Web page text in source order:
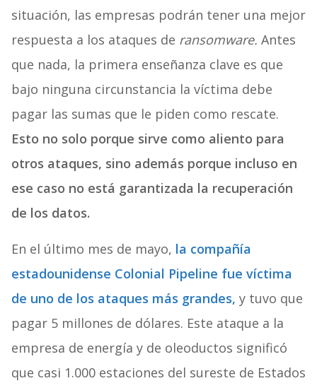
situación, las empresas podrán tener una mejor
respuesta a los ataques de ransomware. Antes
que nada, la primera enseñanza clave es que
bajo ninguna circunstancia la víctima debe
pagar las sumas que le piden como rescate.
Esto no solo porque sirve como aliento para
otros ataques, sino además porque incluso en
ese caso no está garantizada la recuperación
de los datos.
En el último mes de mayo, la compañía
estadounidense Colonial Pipeline fue víctima
de uno de los ataques más grandes, y tuvo que
pagar 5 millones de dólares. Este ataque a la
empresa de energía y de oleoductos significó
que casi 1.000 estaciones del sureste de Estados